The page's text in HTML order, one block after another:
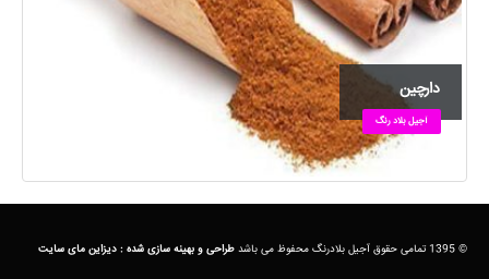
دارچین
آجیل بلاد رنگ
© 1395 تمامی حقوق آجیل بلادرنگ محفوظ می باشد طراحی و بهینه سازی شده : دیزاین مای سایت